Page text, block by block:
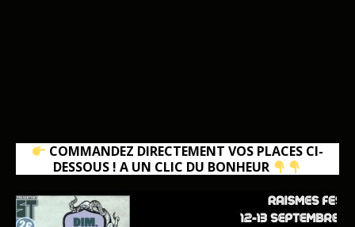
COMMANDEZ DIRECTEMENT VOS PLACES CI-
DESSOUS ! A UN CLIC DU BONHEUR